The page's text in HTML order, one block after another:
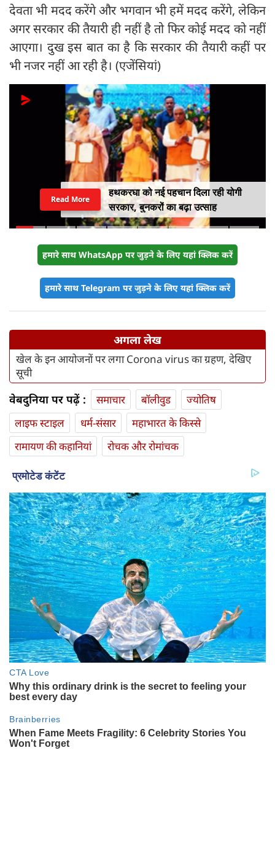
देवता भी मदद करेंगे और भगवान भी हमें मदद करेंगे, लेकिन
अगर सरकार की तैयारी ही नहीं है तो फिर कोई मदद को नहीं
आएगा। दुख इस बात का है कि सरकार की तैयारी कहीं पर
भी नजर नहीं आ रही है। (एजेंसियां)
हथकरघा को नई पहचान दिला रही योगी
सरकार, बुनकरों का बढ़ा उत्साह
Read More
हमारे साथ WhatsApp पर जुड़ने के लिए यहां क्लिक करें
हमारे साथ Telegram पर जुड़ने के लिए यहां क्लिक करें
अगला लेख
खेल के इन आयोजनों पर लगा Corona virus का ग्रहण, देखिए
सूची
वेबदुनिया पर पढ़ें : समाचार बॉलीवुड
ज्योतिष
लाइफ स्‍टाइल
धर्म-संसार
महाभारत के किस्से
रामायण की कहानियां
रोचक और रोमांचक